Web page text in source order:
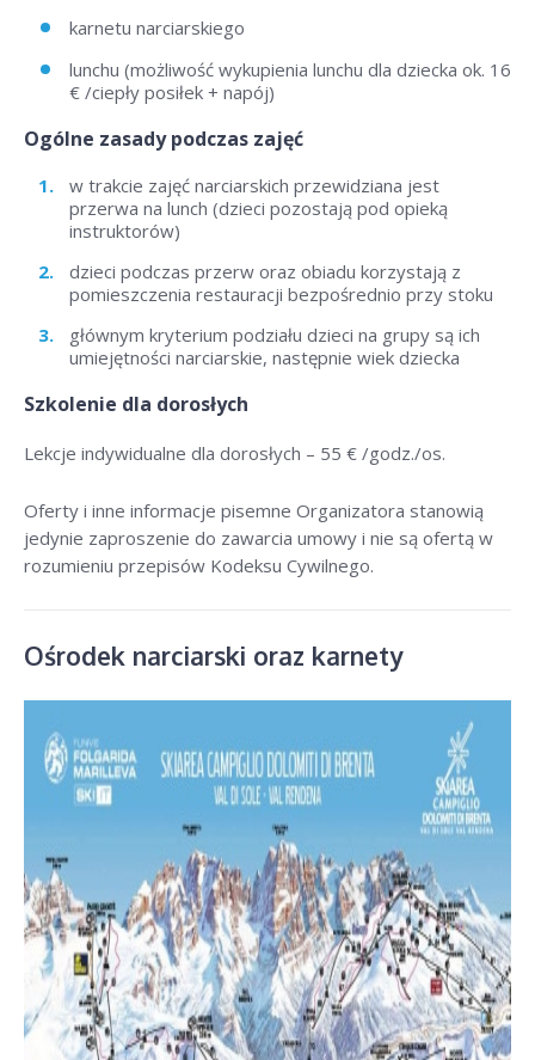
karnetu narciarskiego
lunchu (możliwość wykupienia lunchu dla dziecka ok. 16
€ /ciepły posiłek + napój)
Ogólne zasady podczas zajęć
w trakcie zajęć narciarskich przewidziana jest
przerwa na lunch (dzieci pozostają pod opieką
instruktorów)
dzieci podczas przerw oraz obiadu korzystają z
pomieszczenia restauracji bezpośrednio przy stoku
głównym kryterium podziału dzieci na grupy są ich
umiejętności narciarskie, następnie wiek dziecka
Szkolenie dla dorosłych
Lekcje indywidualne dla dorosłych – 55 € /godz./os.
Oferty i inne informacje pisemne Organizatora stanowią
jedynie zaproszenie do zawarcia umowy i nie są ofertą w
rozumieniu przepisów Kodeksu Cywilnego.
Ośrodek narciarski oraz karnety